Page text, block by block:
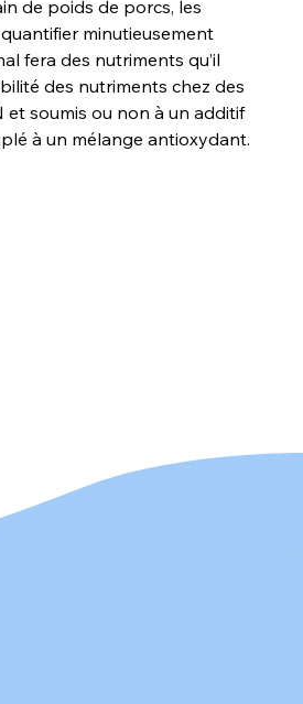
de poids de porcs, les
minutieusement
fera des nutriments qu’il
des nutriments chez des
et soumis ou non à un additif
à un mélange antioxydant.